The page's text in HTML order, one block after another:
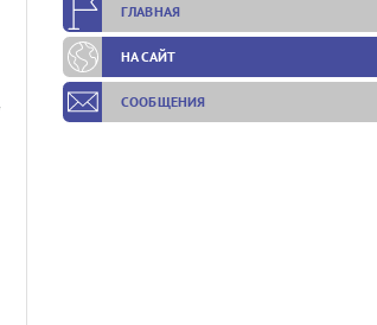
ГЛАВНАЯ
НА САЙТ
СООБЩЕНИЯ